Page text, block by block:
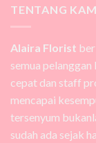
TENTANG
Alaira Florist
semua pelanggan
cepat dan staff
mencapai
tersenyum
sudah ada sejak